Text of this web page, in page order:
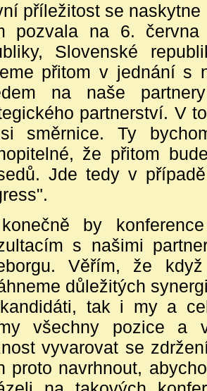
příležitost se
pozvala na 6.
Slovenské
přitom v jednání s
na naše
partnerství. V
směrnice. Ty
že přitom
Jde tedy v
by
s našimi
Věřím, že
důležitých
tak i my a
všechny pozice a
vyvarovat se
proto navrhnout,